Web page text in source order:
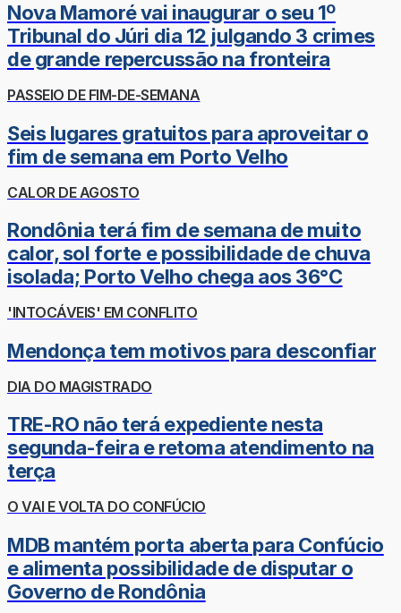
Nova Mamoré vai inaugurar o seu 1º
Tribunal do Júri dia 12 julgando 3 crimes
de grande repercussão na fronteira
PASSEIO DE FIM-DE-SEMANA
Seis lugares gratuitos para aproveitar o
fim de semana em Porto Velho
CALOR DE AGOSTO
Rondônia terá fim de semana de muito
calor, sol forte e possibilidade de chuva
isolada; Porto Velho chega aos 36°C
'INTOCÁVEIS' EM CONFLITO
Mendonça tem motivos para desconfiar
DIA DO MAGISTRADO
TRE-RO não terá expediente nesta
segunda-feira e retoma atendimento na
terça
O VAI E VOLTA DO CONFÚCIO
MDB mantém porta aberta para Confúcio
e alimenta possibilidade de disputar o
Governo de Rondônia